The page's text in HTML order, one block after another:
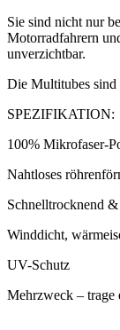
Sie sind nicht nur
Motorradfahrern
unverzichtbar.
Die Multitubes sind
SPEZIFIKATION:
100% Mikrofaser-
Nahtloses
Schnelltrocknend
Winddicht,
UV-Schutz
Mehrzweck –